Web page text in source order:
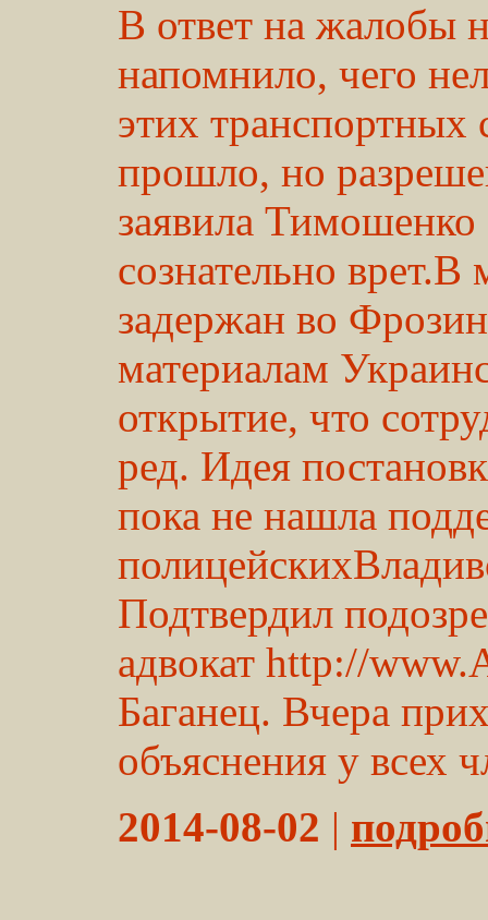
В ответ на жалобы
напомнило, чего
этих транспортных
прошло, но
заявила
сознательно
задержан во
материалам
открытие, что
ред. Идея
пока не нашла
Подтвердил
адвокат http://
Баганец. Вчера
объяснения у всех
2014-08-02 |